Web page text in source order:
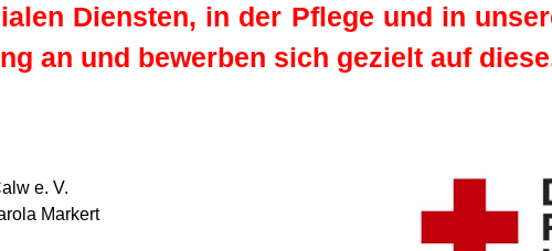
Diensten, in der Pflege und in
an und bewerben sich gezielt auf
e. V.
Markert